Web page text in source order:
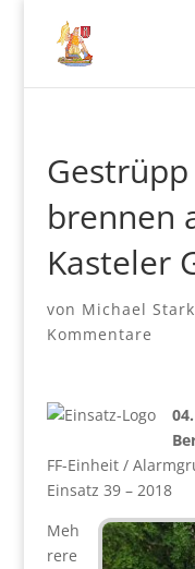
brennen
Kasteler
von Michael Stark
Kommentare
FF-Einheit /
Einsatz 39 – 2018
Meh
rere